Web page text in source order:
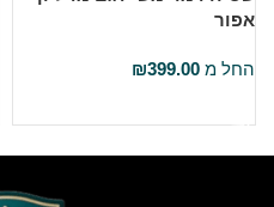
אפור
החל מ ₪399.00